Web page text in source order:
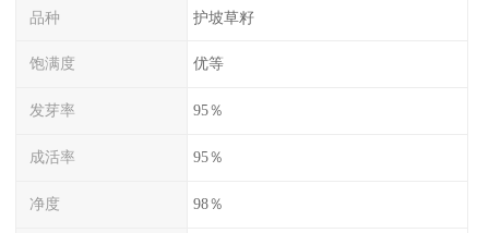
品种 护坡草籽
饱满度 优等
发芽率 95％
成活率 95％
净度 98％